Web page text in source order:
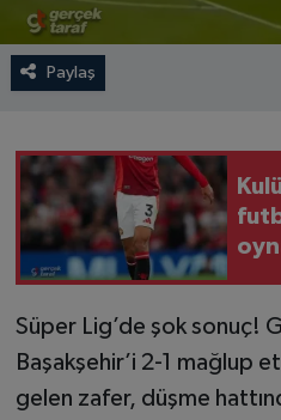
Paylaş
Süper Lig’de şok sonuç!
Başakşehir’i 2-1 mağlup
gelen zafer, düşme